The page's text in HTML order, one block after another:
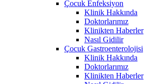
Çocuk Enfeksiyon
Klinik Hakkında
Doktorlarımız
Klinikten Haberler
Nasıl Gidilir
Çocuk Gastroenterolojisi
Klinik Hakkında
Doktorlarımız
Klinikten Haberler